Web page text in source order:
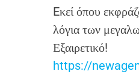
Eκεί όπου
λόγια των
Εξαιρετικό!
https://